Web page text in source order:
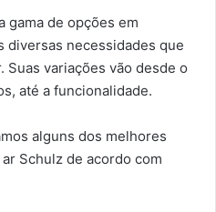
gama de opções em
diversas necessidades que
variações vão desde o
até a funcionalidade.
alguns dos melhores
Schulz de acordo com